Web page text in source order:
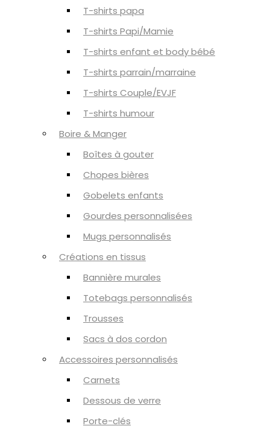
T-shirts papa
T-shirts Papi/Mamie
T-shirts enfant et body bébé
T-shirts parrain/marraine
T-shirts Couple/EVJF
T-shirts humour
Boire & Manger
Boîtes à gouter
Chopes bières
Gobelets enfants
Gourdes personnalisées
Mugs personnalisés
Créations en tissus
Bannière murales
Totebags personnalisés
Trousses
Sacs à dos cordon
Accessoires personnalisés
Carnets
Dessous de verre
Porte-clés